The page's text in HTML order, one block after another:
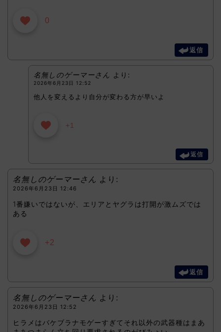
0
返信
名無しのゲーマーさん より:
2026年6月23日 12:52
他人を変えるより自分が変わる方が早いよ
+1
返信
名無しのゲーマーさん より:
2026年6月23日 12:46
1番嫌いではないが、エリアとヤグラは打開が激ムズでは
ある
+2
返信
名無しのゲーマーさん より:
2026年6月23日 12:52
ヒラメはバケブラナモゲーすぎてそれ以外の武器種はまあ